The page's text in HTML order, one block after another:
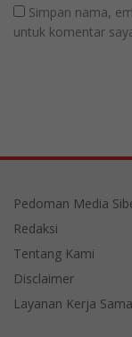
Simpan nama,
untuk komentar
Pedoman Media
Redaksi
Tentang Kami
Disclaimer
Layanan Kerja Sama